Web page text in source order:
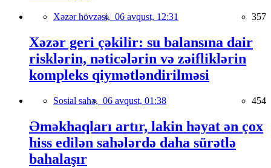
Xəzər hövzəsi, 06 avqust, 12:31 357
Xəzər geri çəkilir: su balansına dair
risklərin, nəticələrin və zəifliklərin
kompleks qiymətləndirilməsi
Sosial sahə, 06 avqust, 01:38 454
Əməkhaqları artır, lakin həyat ən çox
hiss edilən sahələrdə daha sürətlə
bahalaşır